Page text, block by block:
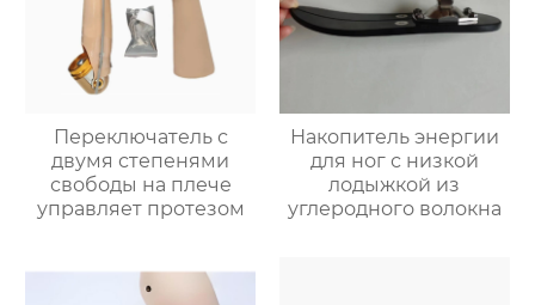
Переключатель с
двумя степенями
свободы на плече
управляет протезом
Накопитель энергии
для ног с низкой
лодыжкой из
углеродного волокна